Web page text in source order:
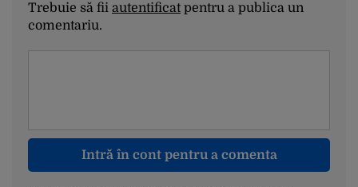
Trebuie să fii autentificatpentru a publica un
comentariu.
Intră în cont pentru a comenta